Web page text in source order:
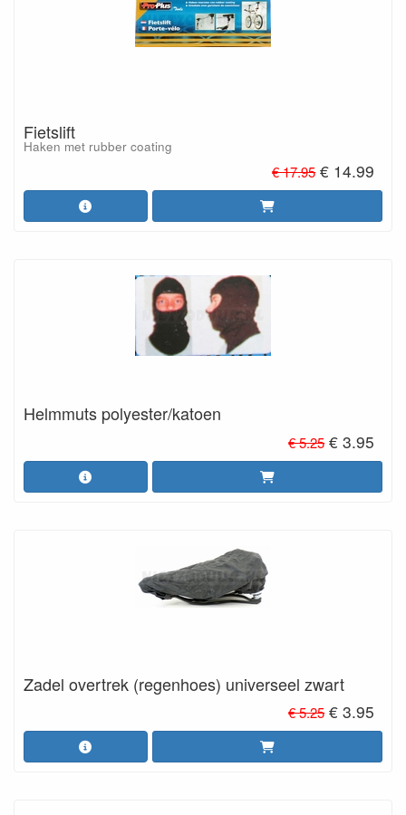
Fietslift
Haken met rubber coating
€ 17.95 € 14.99
Helmmuts polyester/katoen
€ 5.25 € 3.95
Zadel overtrek (regenhoes) universeel zwart
€ 5.25 € 3.95